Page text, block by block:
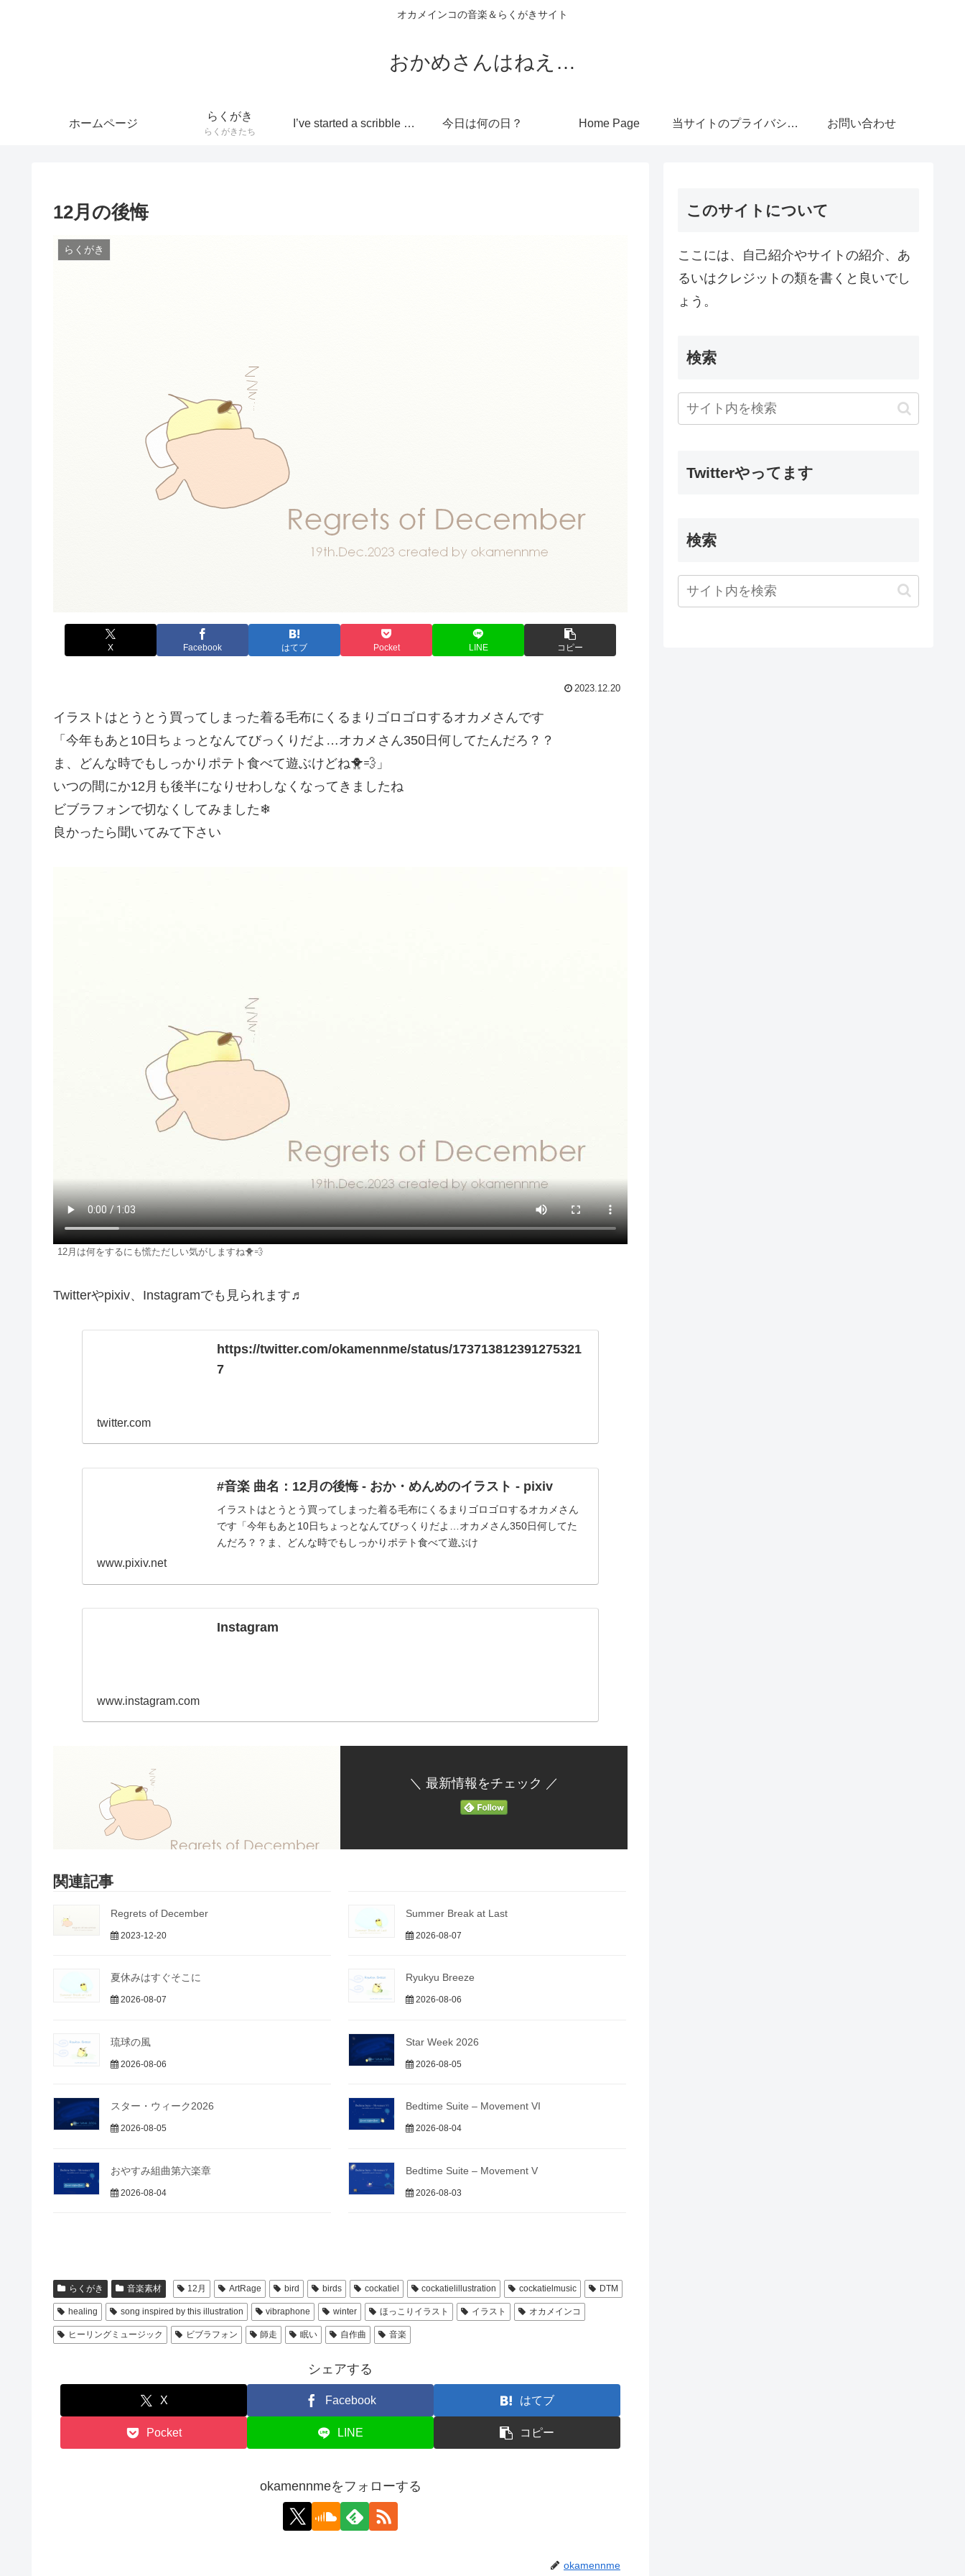
オカメインコの音楽＆らくがきサイト
おかめさんはねえ…
ホームページ
らくがき
らくがきたち
I’ve started a scribble site! 今日は何の日？ Home Page 当サイトのプライバシーポリシーについて お問い合わせ
12月の後悔
らくがき
X Facebook はてブ Pocket LINE コピー
2023.12.20
イラストはとうとう買ってしまった着る毛布にくるまりゴロゴロするオカメさんです
「今年もあと10日ちょっとなんてびっくりだよ…オカメさん350日何してたんだろ？？
ま、どんな時でもしっかりポテト食べて遊ぶけどね🐥💨」
いつの間にか12月も後半になりせわしなくなってきましたね
ビブラフォンで切なくしてみました❄
良かったら聞いてみて下さい
12月は何をするにも慌ただしい気がしますね🐥💨
Twitterやpixiv、Instagramでも見られます♬
https://twitter.com/okamennme/status/173713812391275321
7
twitter.com
#音楽 曲名：12月の後悔 - おか・めんめのイラスト - pixiv
イラストはとうとう買ってしまった着る毛布にくるまりゴロゴロするオカメさん
です「今年もあと10日ちょっとなんてびっくりだよ…オカメさん350日何してた
んだろ？？ま、どんな時でもしっかりポテト食べて遊ぶけ
www.pixiv.net
Instagram
www.instagram.com
＼ 最新情報をチェック ／
関連記事
Regrets of December
2023-12-20
Summer Break at Last
2026-08-07
夏休みはすぐそこに
2026-08-07
Ryukyu Breeze
2026-08-06
琉球の風
2026-08-06
Star Week 2026
2026-08-05
スター・ウィーク2026
2026-08-05
Bedtime Suite – Movement VI
2026-08-04
おやすみ組曲第六楽章
2026-08-04
Bedtime Suite – Movement V
2026-08-03
らくがき 音楽素材 12月 ArtRage bird birds cockatiel cockatielillustration cockatielmusic DTM
healing song inspired by this illustration vibraphone winter ほっこりイラスト イラスト オカメインコ
ヒーリングミュージック ビブラフォン 師走 眠い 自作曲 音楽
シェアする
X Facebook はてブ
Pocket LINE コピー
okamennmeをフォローする
okamennme
このサイトについて
ここには、自己紹介やサイトの紹介、あ
るいはクレジットの類を書くと良いでし
ょう。
検索
Twitterやってます
検索